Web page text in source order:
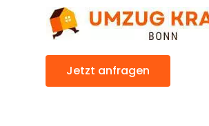
Jetzt anfragen